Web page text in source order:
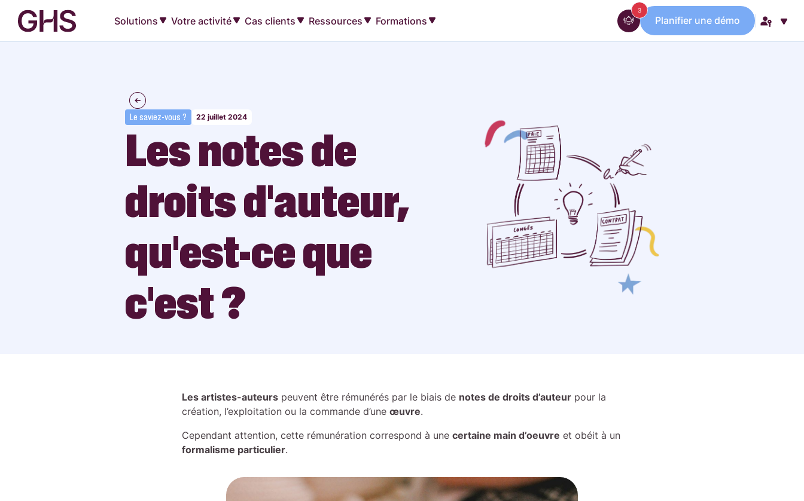
Solutions Votre activité Cas clients Ressources Formations
3messages
Planifier une démo
Le saviez-vous ? 22 juillet 2024
Les notes de
droits d’auteur,
qu’est-ce que
c’est ?
Les artistes-auteurs peuvent être rémunérés par le biais de notes de droits d’auteur pour la
création, l’exploitation ou la commande d’une œuvre.
Cependant attention, cette rémunération correspond à une certaine main d’oeuvre et obéit à un
formalisme particulier.